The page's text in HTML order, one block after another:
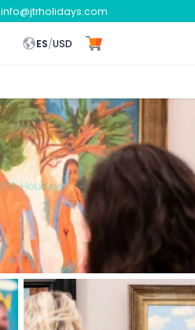
info@jtrholidays.com
ES/USD